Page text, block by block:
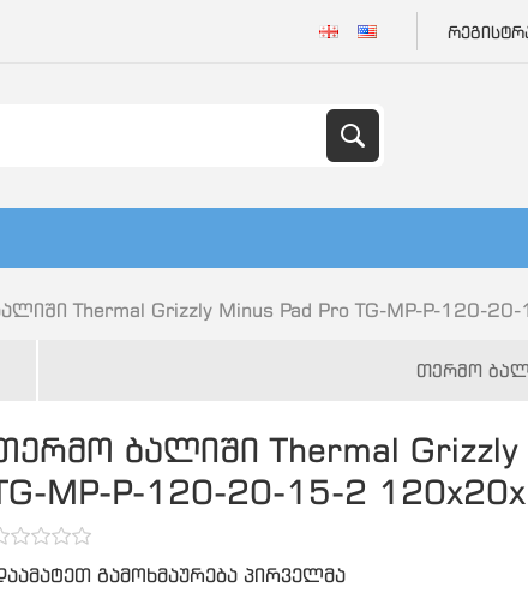
Thermal Grizzly Minus Pad Pro TG-MP-P-120-
თერმო
ბალიში Thermal Grizzly
MP-P-120-20-15-2
გამოხმაურება პირველმა